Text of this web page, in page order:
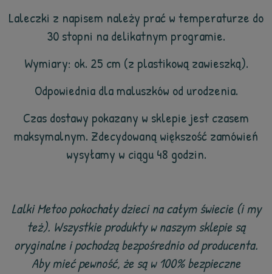
Laleczki z napisem należy prać w temperaturze do
30 stopni na delikatnym programie.
Wymiary: ok. 25 cm (z plastikową zawieszką).
Odpowiednia dla maluszków od urodzenia.
Czas dostawy pokazany w sklepie jest czasem
maksymalnym. Zdecydowaną większość zamówień
wysyłamy w ciągu 48 godzin.
Lalki Metoo pokochały dzieci na całym świecie (i my
też). Wszystkie produkty w naszym sklepie są
oryginalne i pochodzą bezpośrednio od producenta.
Aby mieć pewność, że są w 100% bezpieczne